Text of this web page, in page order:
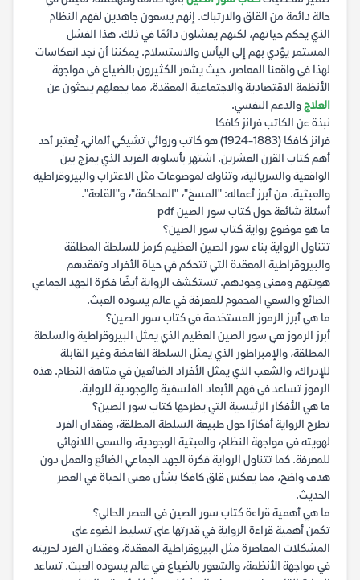
حالة دائمة من القلق والارتباك. إنهم يسعون جاهدين لفهم النظام
الذي يحكم حياتهم، لكنهم يفشلون دائمًا في ذلك. هذا الفشل
المستمر يؤدي بهم إلى اليأس والاستسلام. يمكننا أن نجد انعكاسات
لهذا في واقعنا المعاصر، حيث يشعر الكثيرون بالضياع في مواجهة
الأنظمة الاقتصادية والاجتماعية المعقدة، مما يجعلهم يبحثون عن
العلاجوالدعم النفسي.
نبذة عن الكاتب فرانز كافكا
فرانز كافكا (1883-1924) هو كاتب وروائي تشيكي ألماني، يُعتبر أحد
أهم كتاب القرن العشرين. اشتهر بأسلوبه الفريد الذي يمزج بين
الواقعية والسريالية، وتناوله لموضوعات مثل الاغتراب والبيروقراطية
والعبثية. من أبرز أعماله: "المسخ"، "المحاكمة"، و"القلعة".
أسئلة شائعة حول كتاب سور الصين pdf
ما هو موضوع رواية كتاب سور الصين؟
تتناول الرواية بناء سور الصين العظيم كرمز للسلطة المطلقة
والبيروقراطية المعقدة التي تتحكم في حياة الأفراد وتفقدهم
هويتهم ومعنى وجودهم. تستكشف الرواية أيضًا فكرة الجهد الجماعي
الضائع والسعي المحموم للمعرفة في عالم يسوده العبث.
ما هي أبرز الرموز المستخدمة في كتاب سور الصين؟
أبرز الرموز هي سور الصين العظيم الذي يمثل البيروقراطية والسلطة
المطلقة، والإمبراطور الذي يمثل السلطة الغامضة وغير القابلة
للإدراك، والشعب الذي يمثل الأفراد الضائعين في متاهة النظام. هذه
الرموز تساعد في فهم الأبعاد الفلسفية والوجودية للرواية.
ما هي الأفكار الرئيسية التي يطرحها كتاب سور الصين؟
تطرح الرواية أفكارًا حول طبيعة السلطة المطلقة، وفقدان الفرد
لهويته في مواجهة النظام، والعبثية الوجودية، والسعي اللانهائي
للمعرفة. كما تتناول الرواية فكرة الجهد الجماعي الضائع والعمل دون
هدف واضح، مما يعكس قلق كافكا بشأن معنى الحياة في العصر
الحديث.
ما هي أهمية قراءة كتاب سور الصين في العصر الحالي؟
تكمن أهمية قراءة الرواية في قدرتها على تسليط الضوء على
المشكلات المعاصرة مثل البيروقراطية المعقدة، وفقدان الفرد لحريته
في مواجهة الأنظمة، والشعور بالضياع في عالم يسوده العبث. تساعد